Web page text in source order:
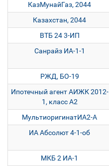
КазМунайГаз, 2044
Казахстан, 2044
ВТБ 24 3-ИП
Санрайз ИА-1-1
РЖД, БО-19
Ипотечный агент АИЖК 2012-
1, класс А2
МультиоригинатИА2-А
ИА Абсолют 4-1-об
МКБ 2 ИА-1